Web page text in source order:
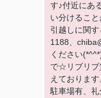
す♪付近にあ
い分けるこ
引越しに関
1188、
ください
で☆リブリブ
えておりま
駐車場有、